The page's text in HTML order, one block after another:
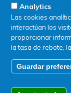
©
Analytics
Las cookies
interactúan los
proporcionar
la tasa de rebote,
Guardar